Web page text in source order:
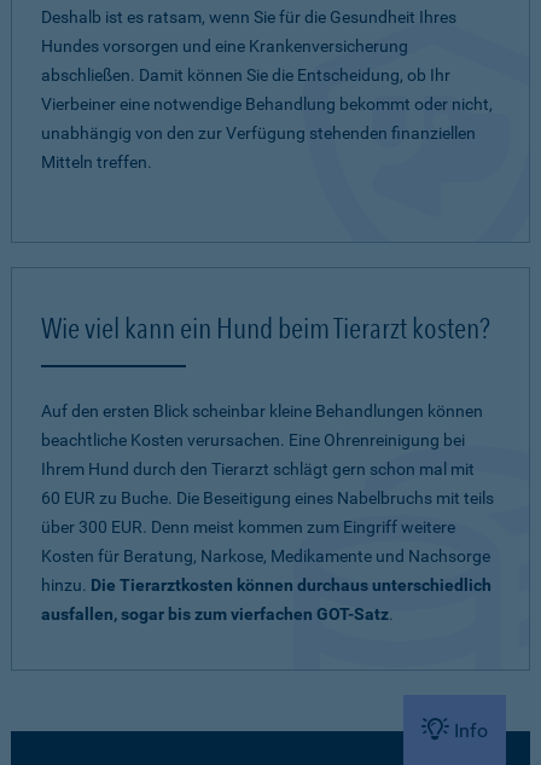
Deshalb ist es ratsam, wenn Sie für die Gesundheit Ihres
Hundes vorsorgen und eine Krankenversicherung
abschließen. Damit können Sie die Entscheidung, ob Ihr
Vierbeiner eine notwendige Behandlung bekommt oder nicht,
unabhängig von den zur Verfügung stehenden finanziellen
Mitteln treffen.
Wie viel kann ein Hund beim Tierarzt kosten?
Auf den ersten Blick scheinbar kleine Behandlungen können
beachtliche Kosten verursachen. Eine Ohrenreinigung bei
Ihrem Hund durch den Tierarzt schlägt gern schon mal mit
60 EUR zu Buche. Die Beseitigung eines Nabelbruchs mit teils
über 300 EUR. Denn meist kommen zum Eingriff weitere
Kosten für Beratung, Narkose, Medikamente und Nachsorge
hinzu. Die Tierarztkosten können durchaus unterschiedlich
ausfallen, sogar bis zum vierfachen GOT-Satz.
Info